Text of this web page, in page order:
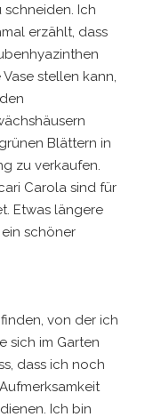
Ich
erzählt, dass
stellen kann,
Blättern in
zu verkaufen.
Carola sind für
Etwas längere
schöner
von der ich
sich im Garten
dass ich noch
Ich bin